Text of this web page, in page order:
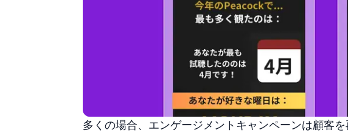
多くの場合、エンゲージメントキャンペーンは顧客